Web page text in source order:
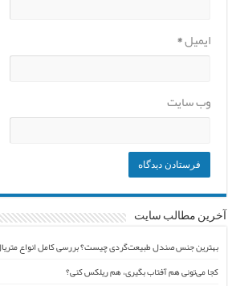
ایمیل*
وب‌ سایت
آخرین مطالب سایت
بهترین جنس صندل طبیعت‌گردی چیست؟ بررسی کامل انواع
کجا می‌تونی هم آفتاب بگیری، هم ریلکس کنی؟